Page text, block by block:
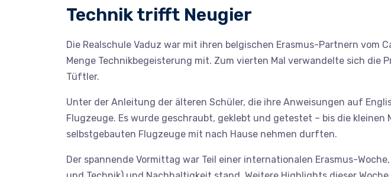
Technik trifft Neugier
Die Realschule Vaduz war mit ihren belgischen Erasmus-Partnern vom
Menge Technikbegeisterung mit. Zum vierten Mal verwandelte sich
Tüftler.
Unter der Anleitung der älteren Schüler, die ihre Anweisungen auf
Flugzeuge. Es wurde geschraubt, geklebt und getestet – bis die
selbstgebauten Flugzeuge mit nach Hause nehmen durften.
Der spannende Vormittag war Teil einer internationalen Erasmus-